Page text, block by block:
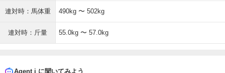
連対時：馬体重 490kg 〜 502kg
連対時：斤量 55.0kg 〜 57.0kg
Agent i に聞いてみよう